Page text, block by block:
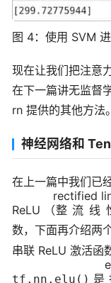
图 4：使用 SVM
现在让我们把注意
在下一篇讲无监督
rn 提供的其他方法。
神经网络和
在上一篇中我们已
ReLU （整流线
rectified
数，下面再介绍两
串联 ReLU 激活函
tf.nn.elu() 是